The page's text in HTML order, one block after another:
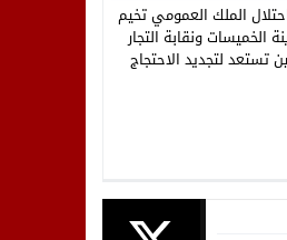
الملك العمومي تخيم
الخميسات ونقابة التجار
تستعد لتجديد الاحتجاج